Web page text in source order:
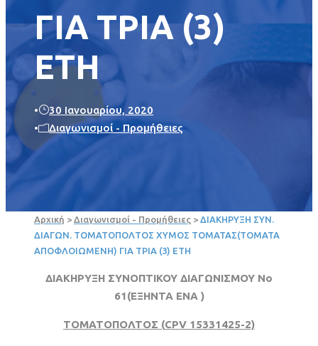
ΓΙΑ ΤΡΙΑ (3)
ΕΤΗ
•
30 Ιανουαρίου, 2020
•
Διαγωνισμοί - Προμήθειες
Αρχική > Διαγωνισμοί - Προμήθειες > ΔΙΑΚΗΡΥΞΗ ΣΥΝ.
ΔΙΑΓΩΝ. ΤΟΜΑΤΟΠΟΛΤΟΣ ΧΥΜΟΣ ΤΟΜΑΤΑΣ(ΤΟΜΑΤΑ
ΑΠΟΦΛΟΙΩΜΕΝΗ) ΓΙΑ ΤΡΙΑ (3) ΕΤΗ
ΔΙΑΚΗΡΥΞΗ ΣΥΝΟΠΤΙΚΟΥ ΔΙΑΓΩΝΙΣΜΟΥ Νο
61(EΞΗΝΤΑ ΕΝΑ )
ΤΟΜΑΤΟΠΟΛΤΟΣ (CPV 15331425-2)